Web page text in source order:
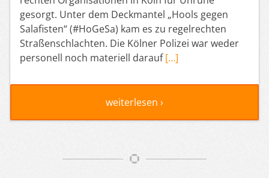
gesorgt. Unter dem Deckmantel „Hools gegen
Salafisten“ (#HoGeSa) kam es zu regelrechten
Straßenschlachten. Die Kölner Polizei war weder
personell noch materiell darauf[…]
weiterlesen ›